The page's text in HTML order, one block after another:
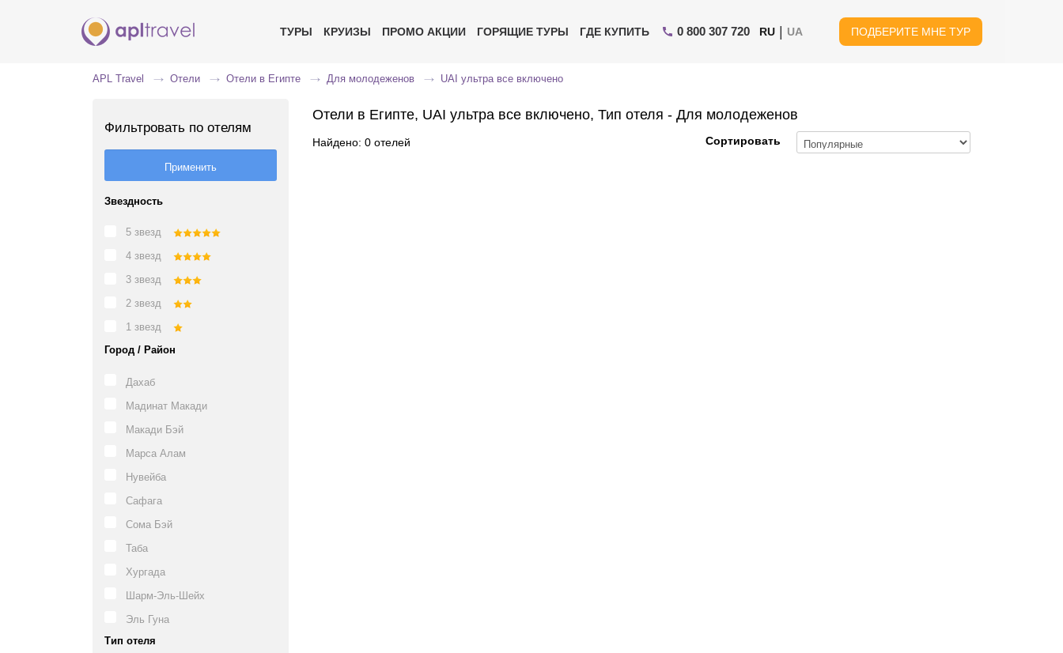
ТУРЫ КРУИЗЫ ПРОМО АКЦИИ ГОРЯЩИЕ ТУРЫ ГДЕ КУПИТЬ 0 800 307 720 RU | UA ПОДБЕРИТЕ МНЕ ТУР
APL Travel Отели Отели в Египте Для молодеженов UAI ультра все включено
Фильтровать по отелям
Звездность
5 звезд
4 звезд
3 звезд
2 звезд
1 звезд
Город / Район
Дахаб
Мадинат Макади
Макади Бэй
Марса Алам
Нувейба
Сафага
Сома Бэй
Таба
Хургада
Шарм-Эль-Шейх
Эль Гуна
Тип отеля
Отели в Египте, UAI ультра все включено, Тип отеля - Для молодеженов
Найдено: 0 отелей Сортировать